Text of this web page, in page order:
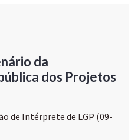
da
dos Projetos
de Intérprete de LGP (09-